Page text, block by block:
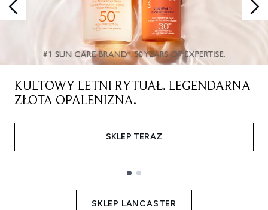
KULTOWY LETNI RYTUAŁ. LEGENDARNA
ZŁOTA OPALENIZNA.
SKLEP TERAZ
SKLEP LANCASTER